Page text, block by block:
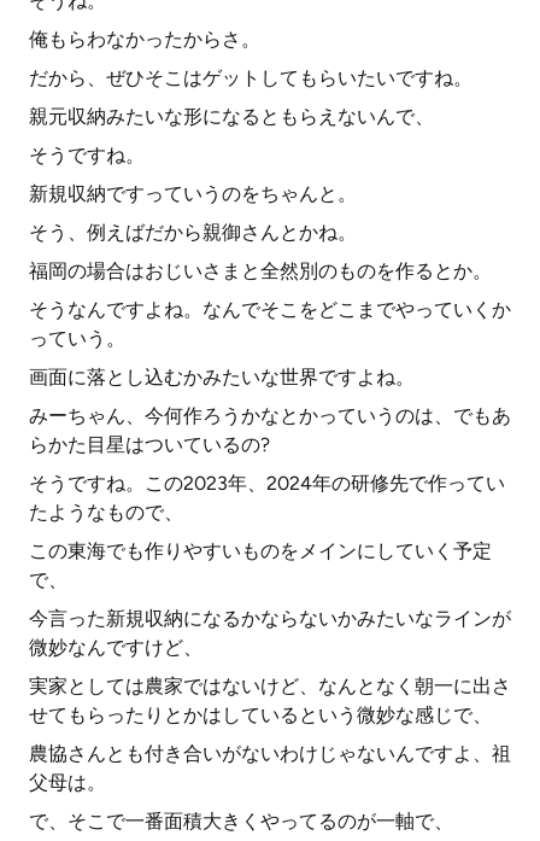
俺もらわなかったからさ。
だから、ぜひそこはゲットしてもらいたいですね。
親元収納みたいな形になるともらえないんで、
そうですね。
新規収納ですっていうのをちゃんと。
そう、例えばだから親御さんとかね。
福岡の場合はおじいさまと全然別のものを作るとか。
そうなんですよね。なんでそこをどこまでやっていくか
っていう。
画面に落とし込むかみたいな世界ですよね。
みーちゃん、今何作ろうかなとかっていうのは、でもあ
らかた目星はついているの?
そうですね。この2023年、2024年の研修先で作ってい
たようなもので、
この東海でも作りやすいものをメインにしていく予定
で、
今言った新規収納になるかならないかみたいなラインが
微妙なんですけど、
実家としては農家ではないけど、なんとなく朝一に出さ
せてもらったりとかはしているという微妙な感じで、
農協さんとも付き合いがないわけじゃないんですよ、祖
父母は。
で、そこで一番面積大きくやってるのが一軸で、